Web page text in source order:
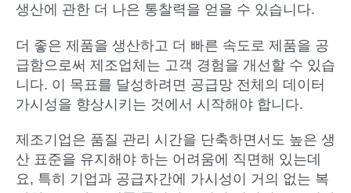
생산에 관한 더 나은 통찰력을 얻을 수 있습니다.
더 좋은 제품을 생산하고 더 빠른 속도로 제품을 공
급함으로써 제조업체는 고객 경험을 개선할 수 있습
니다. 이 목표를 달성하려면 공급망 전체의 데이터
가시성을 향상시키는 것에서 시작해야 합니다.
제조기업은 품질 관리 시간을 단축하면서도 높은 생
산 표준을 유지해야 하는 어려움에 직면해 있는데
요, 특히 기업과 공급자간에 가시성이 거의 없는 복